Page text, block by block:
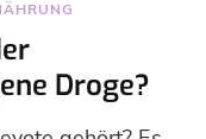
Droge?